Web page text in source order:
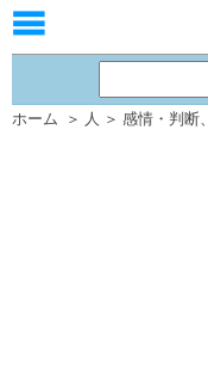
ホーム ＞ 人 ＞ 感情・判断、